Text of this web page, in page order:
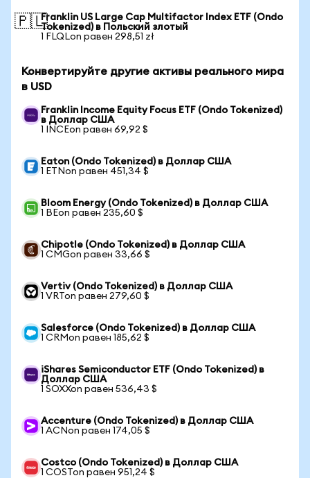
🇵🇱Franklin US Large Cap Multifactor Index ETF (Ondo
Tokenized) в Польский злотый
1 FLQLon равен 298,51 zł
Конвертируйте другие активы реального мира
в USD
Franklin Income Equity Focus ETF (Ondo Tokenized)
в Доллар США
1 INCEon равен 69,92 $
Eaton (Ondo Tokenized) в Доллар США
1 ETNon равен 451,34 $
Bloom Energy (Ondo Tokenized) в Доллар США
1 BEon равен 235,60 $
Chipotle (Ondo Tokenized) в Доллар США
1 CMGon равен 33,66 $
Vertiv (Ondo Tokenized) в Доллар США
1 VRTon равен 279,60 $
Salesforce (Ondo Tokenized) в Доллар США
1 CRMon равен 185,62 $
iShares Semiconductor ETF (Ondo Tokenized) в
Доллар США
1 SOXXon равен 536,43 $
Accenture (Ondo Tokenized) в Доллар США
1 ACNon равен 174,05 $
Costco (Ondo Tokenized) в Доллар США
1 COSTon равен 951,24 $